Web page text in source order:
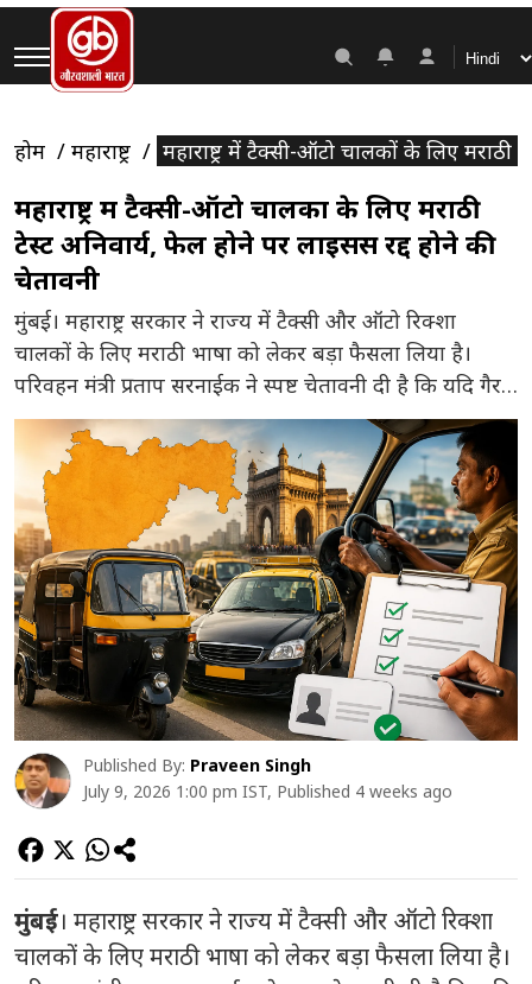
होम महाराष्ट्र महाराष्ट्र में टैक्सी-ऑटो चालकों के लिए मराठी
महाराष्ट्र में टैक्सी-ऑटो चालकों के लिए मराठी
टेस्ट अनिवार्य, फेल होने पर लाइसेंस रद्द होने की
चेतावनी
मुंबई। महाराष्ट्र सरकार ने राज्य में टैक्सी और ऑटो रिक्शा
चालकों के लिए मराठी भाषा को लेकर बड़ा फैसला लिया है।
परिवहन मंत्री प्रताप सरनाईक ने स्पष्ट चेतावनी दी है कि यदि गैर-
मराठी टैक्सी और ऑटो चालक निर्धारित समय सीमा तक मराठी
भाषा का टेस्ट पास नहीं करते हैं, तो 16 अगस्त के बाद उनके […]
Published By: Praveen Singh
July 9, 2026 1:00 pm IST, Published 4 weeks ago
मुंबई। महाराष्ट्र सरकार ने राज्य में टैक्सी और ऑटो रिक्शा
चालकों के लिए मराठी भाषा को लेकर बड़ा फैसला लिया है।